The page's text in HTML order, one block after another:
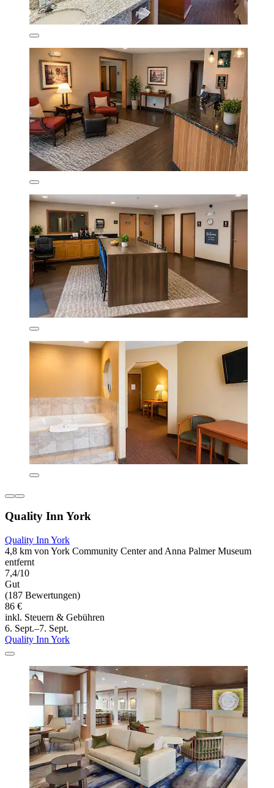
Quality Inn York
Quality Inn York
4,8 km von York Community Center and Anna Palmer Museum
entfernt
7,4/10
Gut
(187 Bewertungen)
86 €
inkl. Steuern & Gebühren
6. Sept.–7. Sept.
Quality Inn York